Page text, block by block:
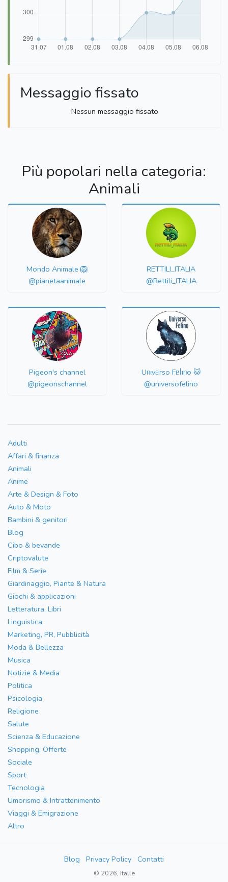
Messaggio fissato
Nessun messaggio fissato
Più popolari nella categoria:
Animali
Mondo Animale 🦁
@pianetaanimale
RETTILI_ITALIA
@Rettili_ITALIA
Pigeon's channel
@pigeonschannel
Uᥒιvᥱrso Fᥱᥣιᥒo 🐱
@universofelino
Adulti
Affari & finanza
Animali
Anime
Arte & Design & Foto
Auto & Moto
Bambini & genitori
Blog
Cibo & bevande
Criptovalute
Film & Serie
Giardinaggio, Piante & Natura
Giochi & applicazioni
Letteratura, Libri
Linguistica
Marketing, PR, Pubblicità
Moda & Bellezza
Musica
Notizie & Media
Politica
Psicologia
Religione
Salute
Scienza & Educazione
Shopping, Offerte
Sociale
Sport
Tecnologia
Umorismo & Intrattenimento
Viaggi & Emigrazione
Altro
Blog Privacy Policy Contatti
© 2026, Italle